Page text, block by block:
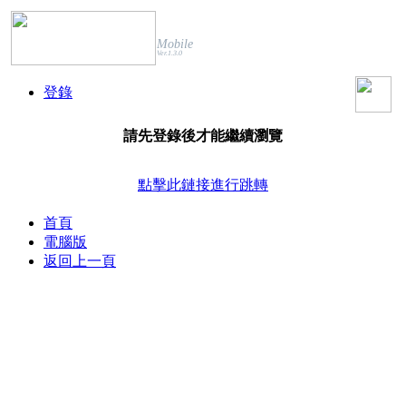
Mobile
Ver.1.3.0
登錄
請先登錄後才能繼續瀏覽
點擊此鏈接進行跳轉
首頁
電腦版
返回上一頁